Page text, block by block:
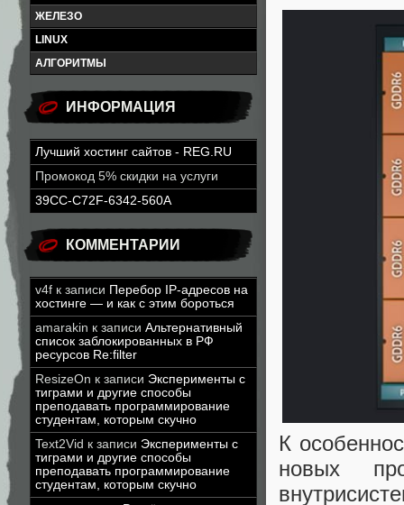
ЖЕЛЕЗО
LINUX
АЛГОРИТМЫ
ИНФОРМАЦИЯ
Лучший хостинг сайтов - REG.RU
Промокод 5% скидки на услуги
39CC-C72F-6342-560A
КОММЕНТАРИИ
v4f к записи Перебор IP-адресов на
хостинге — и как с этим бороться
amarakin к записи Альтернативный
список заблокированных в РФ
ресурсов Re:filter
ResizeOn к записи Эксперименты с
тиграми и другие способы
преподавать программирование
студентам, которым скучно
Text2Vid к записи Эксперименты с
тиграми и другие способы
преподавать программирование
студентам, которым скучно
К
новых